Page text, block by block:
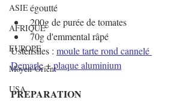
ASIE
AFRIQUE
EUROPE
Moyen-Orient
USA
égoutté
200g de purée de tomates
70g d'emmental râpé
Ustensiles : moule tarte rond cannelé
Demarle + plaque aluminium
PREPARATION